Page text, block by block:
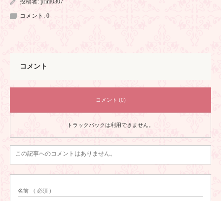
投稿者: prim0307
コメント: 0
コメント
コメント (0)
トラックバックは利用できません。
この記事へのコメントはありません。
名前 ( 必須 )